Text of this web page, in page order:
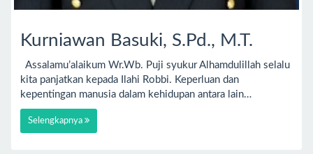
Kurniawan Basuki, S.Pd., M.T.
Assalamu’alaikum Wr.Wb. Puji syukur Alhamdulillah selalu
kita panjatkan kepada Ilahi Robbi. Keperluan dan
kepentingan manusia dalam kehidupan antara lain…
Selengkapnya